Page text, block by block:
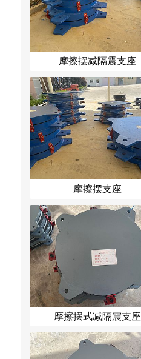
摩擦摆减隔震支座
摩擦摆支座
摩擦摆式减隔震支座